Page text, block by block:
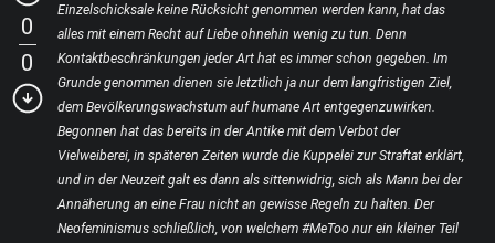
0
0
Einzelschicksale keine Rücksicht genommen werden kann, hat das
alles mit einem Recht auf Liebe ohnehin wenig zu tun. Denn
Kontaktbeschränkungen jeder Art hat es immer schon gegeben. Im
Grunde genommen dienen sie letztlich ja nur dem langfristigen Ziel,
dem Bevölkerungswachstum auf humane Art entgegenzuwirken.
Begonnen hat das bereits in der Antike mit dem Verbot der
Vielweiberei, in späteren Zeiten wurde die Kuppelei zur Straftat erklärt,
und in der Neuzeit galt es dann als sittenwidrig, sich als Mann bei der
Annäherung an eine Frau nicht an gewisse Regeln zu halten. Der
Neofeminismus schließlich, von welchem #MeToo nur ein kleiner Teil